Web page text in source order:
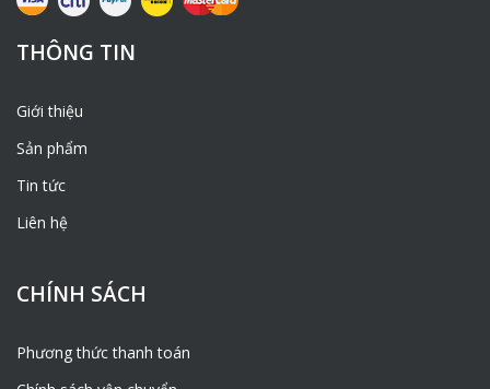
THÔNG TIN
Giới thiệu
Sản phẩm
Tin tức
Liên hệ
CHÍNH SÁCH
Phương thức thanh toán